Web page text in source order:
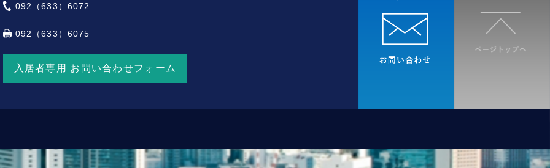
092（633）6072
092（633）6075
入居者専用 お問い合わせフォーム